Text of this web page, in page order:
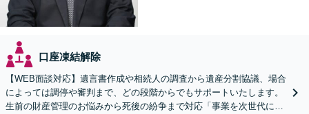
口座凍結解除
【WEB面談対応】遺言書作成や相続人の調査から遺産分割協議、場合
によっては調停や審判まで、どの段階からでもサポートいたします。
生前の財産管理のお悩みから死後の紛争まで対応「事業を次世代に引